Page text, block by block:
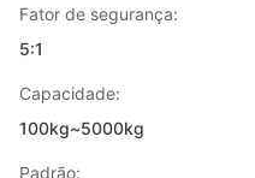
Fator de segurança:
5:1
Capacidade:
100kg~5000kg
Padrão: